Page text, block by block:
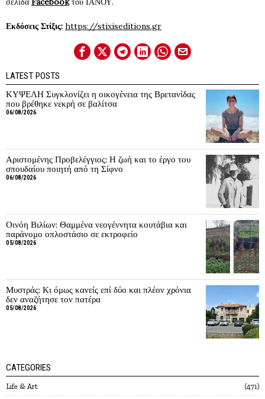
Εκδόσεις Στίξις: https://stixiseditions.gr
LATEST POSTS
ΚΥΨΕΛΗ Συγκλονίζει η οικογένεια της Βρετανίδας
που βρέθηκε νεκρή σε βαλίτσα
06/08/2026
Αριστομένης Προβελέγγιος: Η ζωή και το έργο του
σπουδαίου ποιητή από τη Σίφνο
06/08/2026
Οινόη Βιλίων: Θαμμένα νεογέννητα κουτάβια και
παράνομο οπλοστάσιο σε εκτροφείο
05/08/2026
Μυστράς: Κι όμως κανείς επί δύο και πλέον χρόνια
δεν αναζήτησε τον πατέρα
05/08/2026
CATEGORIES
Life & Art 471